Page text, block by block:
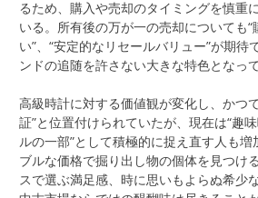
るため、購入や売却のタイミングを慎重
いる。所有後の万が一の売却についても“
い”、“安定的なリセールバリュー”が期待
ンドの追随を許さない大きな特色となって
高級時計に対する価値観が変化し、かつ
証”と位置付けられていたが、現在は“趣
ルの一部”として積極的に捉え直す人も
ブルな価格で掘り出し物の個体を見つけ
スで選ぶ満足感、時に思いもよらぬ希少